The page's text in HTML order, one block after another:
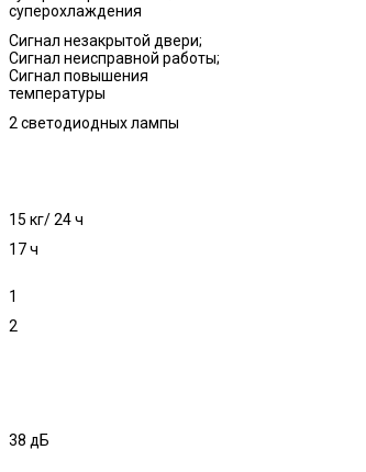
суперохлаждения
Сигнал незакрытой двери;
Сигнал неисправной работы;
Сигнал повышения
температуры
2 cветодиодных лампы
15 кг/ 24 ч
17 ч
1
2
38 дБ